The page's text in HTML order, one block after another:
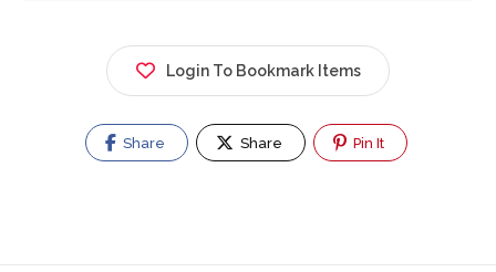
Login To Bookmark Items
Share Share Pin It